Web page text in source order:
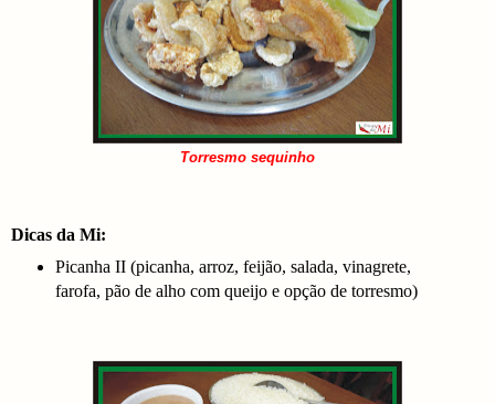
Torresmo sequinho
Dicas da Mi:
Picanha II (picanha, arroz, feijão, salada, vinagrete,
farofa, pão de alho com queijo e opção de torresmo)